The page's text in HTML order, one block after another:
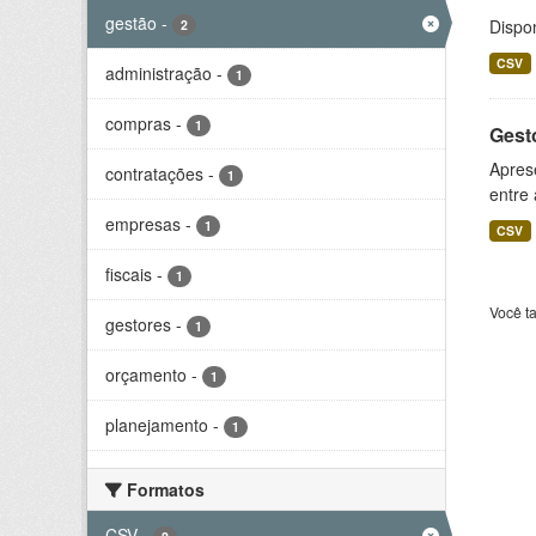
gestão - 2
administração - 1
compras - 1
contratações - 1
empresas - 1
fiscais - 1
gestores - 1
orçamento - 1
planejamento - 1
Formatos
CSV
entre
CSV
Você